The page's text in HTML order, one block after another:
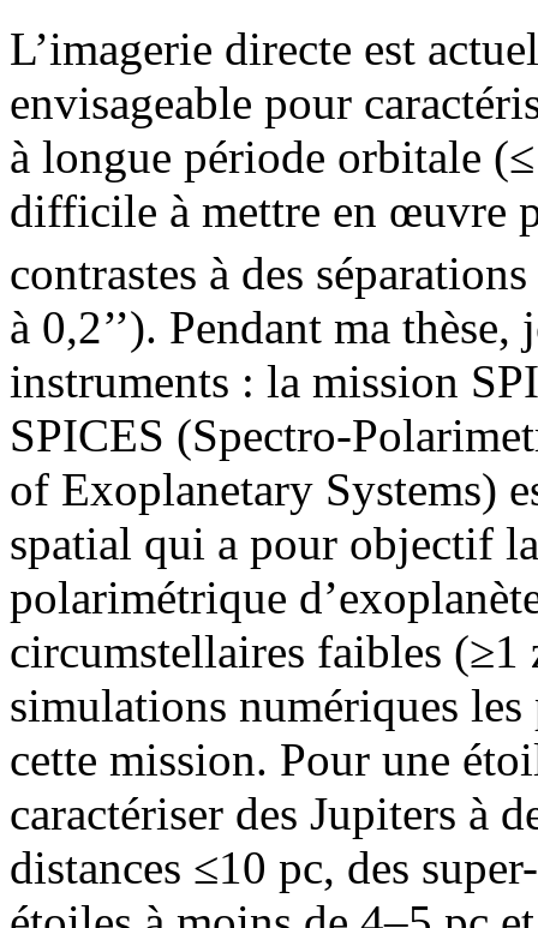
L’imagerie directe est
envisageable pour
à longue période orbitale
difficile à mettre en œuvre
contrastes à des
à 0,2’’). Pendant ma
instruments : la mission
SPICES (Spectro-
of Exoplanetary Systems)
spatial qui a pour objectif
polarimétrique
circumstellaires faibles (≥1
simulations numériques
cette mission. Pour une
caractériser des Jupiters à
distances ≤10 pc, des